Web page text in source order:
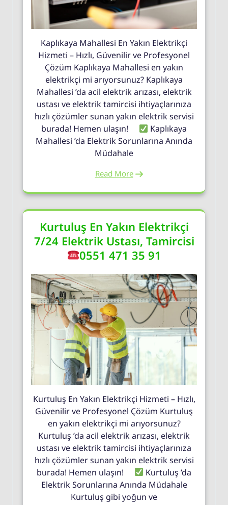
Kaplıkaya Mahallesi En Yakın Elektrikçi
Hizmeti – Hızlı, Güvenilir ve Profesyonel
Çözüm Kaplıkaya Mahallesi en yakın
elektrikçi mi arıyorsunuz? Kaplıkaya
Mahallesi ’da acil elektrik arızası, elektrik
ustası ve elektrik tamircisi ihtiyaçlarınıza
hızlı çözümler sunan yakın elektrik servisi
burada! Hemen ulaşın!
Kaplıkaya
Mahallesi ’da Elektrik Sorunlarına Anında
Müdahale
Read More
Kurtuluş En Yakın Elektrikçi
7/24 Elektrik Ustası, Tamircisi
0551 471 35 91
Kurtuluş En Yakın Elektrikçi Hizmeti – Hızlı,
Güvenilir ve Profesyonel Çözüm Kurtuluş
en yakın elektrikçi mi arıyorsunuz?
Kurtuluş ’da acil elektrik arızası, elektrik
ustası ve elektrik tamircisi ihtiyaçlarınıza
hızlı çözümler sunan yakın elektrik servisi
burada! Hemen ulaşın!
Kurtuluş ’da
Elektrik Sorunlarına Anında Müdahale
Kurtuluş gibi yoğun ve